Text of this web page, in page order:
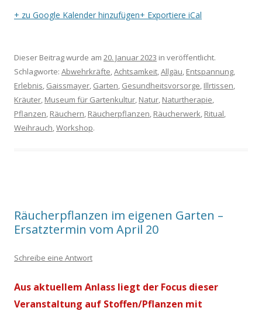
+ zu Google Kalender hinzufügen+ Exportiere iCal
Dieser Beitrag wurde am 20. Januar 2023 in veröffentlicht.
Schlagworte: Abwehrkräfte,Achtsamkeit,Allgäu, Entspannung,
Erlebnis, Gaissmayer, Garten, Gesundheitsvorsorge, Illrtissen,
Kräuter, Museum für Gartenkultur, Natur, Naturtherapie,
Pflanzen, Räuchern, Räucherpflanzen, Räucherwerk, Ritual,
Weihrauch,Workshop.
Räucherpflanzen im eigenen Garten –
Ersatztermin vom April 20
Schreibe eine Antwort
Aus aktuellem Anlass liegt der Focus dieser
Veranstaltung auf Stoffen/Pflanzen mit